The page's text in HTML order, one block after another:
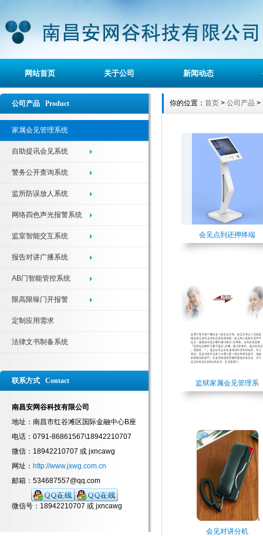
网站首页 关于公司 新闻动态
公司产品 Product
家属会见管理系统
自助提讯会见系统
警务公开查询系统
监所防误放人系统
网络四色声光报警系统
监室智能交互系统
报告对讲广播系统
AB门智能管控系统
限高限噪门开报警
定制应用需求
法律文书制备系统
联系方式 Contact
南昌安网谷科技有限公司
地址：南昌市红谷滩区国际金融中心B座
电话：0791-86861567\18942210707
微信：18942210707 或 jxncawg
网址： http://www.jxwg.com.cn
邮箱：534687557@qq.com
微信号：18942210707 或 jxncawg
你的位置： 首页 > 公司产品 >
会见点到还押终端
监狱家属会见管理系
会见对讲分机